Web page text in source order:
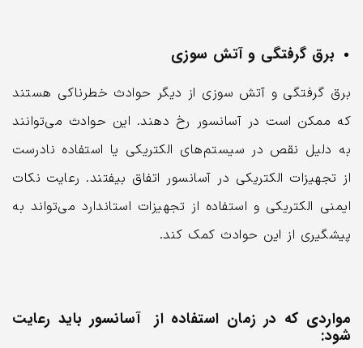
برق گرفتگی و آتش سوزی
برق گرفتگی و آتش سوزی از دیگر حوادث خطرناکی هستند
که ممکن است در آسانسور رخ دهند. این حوادث می‌توانند
به دلیل نقص در سیستم‌های الکتریکی یا استفاده نادرست
از تجهیزات الکتریکی در آسانسور اتفاق بیفتند. رعایت نکات
ایمنی الکتریکی و استفاده از تجهیزات استاندارد می‌تواند به
پیشگیری از این حوادث کمک کند.
مواردی که در زمان استفاده از آسانسور باید رعایت
شود: